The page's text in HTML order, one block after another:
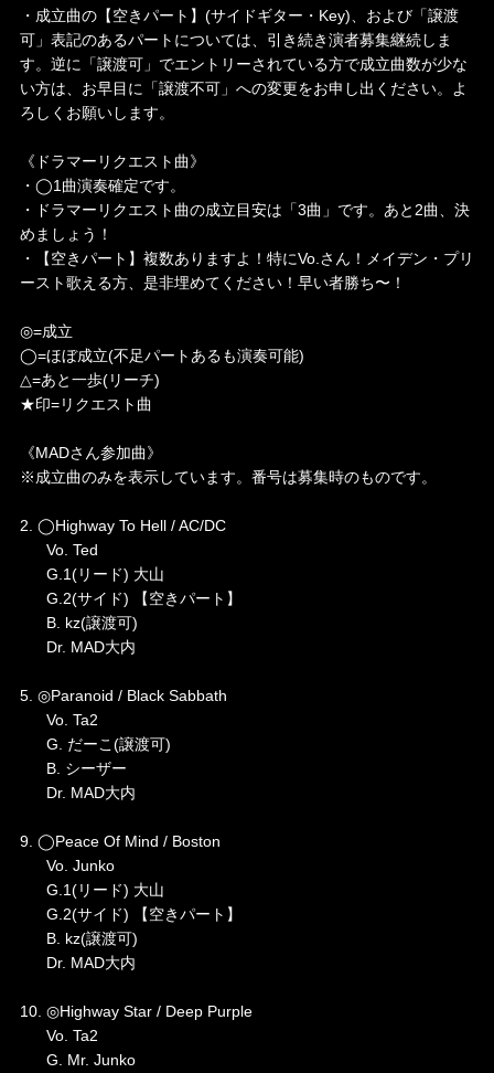
・成立曲の【空きパート】(サイドギター・Key)、および「譲渡
可」表記のあるパートについては、引き続き演者募集継続しま
す。逆に「譲渡可」でエントリーされている方で成立曲数が少な
い方は、お早目に「譲渡不可」への変更をお申し出ください。よ
ろしくお願いします。
《ドラマーリクエスト曲》
・◯1曲演奏確定です。
・ドラマーリクエスト曲の成立目安は「3曲」です。あと2曲、決
めましょう！
・【空きパート】複数ありますよ！特にVo.さん！メイデン・プリ
ースト歌える方、是非埋めてください！早い者勝ち〜！
◎=成立
◯=ほぼ成立(不足パートあるも演奏可能)
△=あと一歩(リーチ)
★印=リクエスト曲
《MADさん参加曲》
※成立曲のみを表示しています。番号は募集時のものです。
2. ◯Highway To Hell / AC/DC
Vo. Ted
G.1(リード) 大山
G.2(サイド) 【空きパート】
B. kz(譲渡可)
Dr. MAD大内
5. ◎Paranoid / Black Sabbath
Vo. Ta2
G. だーこ(譲渡可)
B. シーザー
Dr. MAD大内
9. ◯Peace Of Mind / Boston
Vo. Junko
G.1(リード) 大山
G.2(サイド) 【空きパート】
B. kz(譲渡可)
Dr. MAD大内
10. ◎Highway Star / Deep Purple
Vo. Ta2
G. Mr. Junko